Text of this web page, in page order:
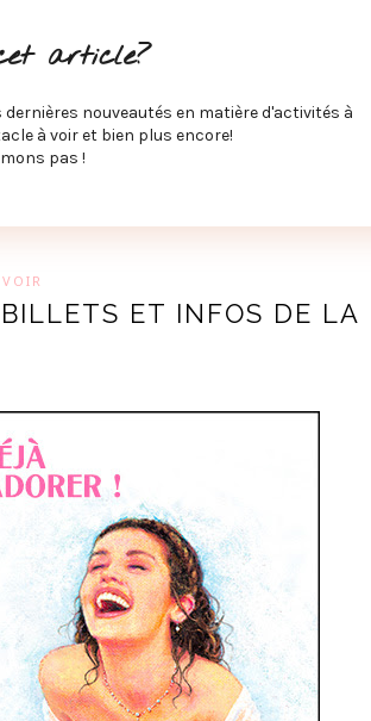
ET CIE
ET INFOS DE LA
article?
nouveautés en matière d'activités à
à voir et bien plus encore!
pas !